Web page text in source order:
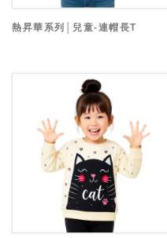
熱昇華系列│兒童-連帽長T